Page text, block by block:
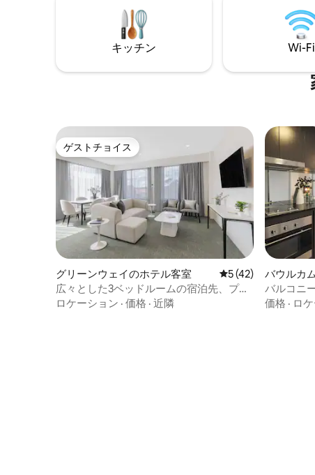
Course, making it a great option for
guests travelling with pets.
免責同意
事前に確
ルまで直
キッチン Wi-Fi
ゲストチョイス
ゲストチョイス
グリーンウェイのホテル客室 レビュー42件、5つ
5 (42)
広々とした3ベッドルームの宿泊先、プラ
イベートスペースと交流スペース
ロケーション · 価格 · 近隣
バウルカ
客室
バルコニ
ルームア
価格 · ロ